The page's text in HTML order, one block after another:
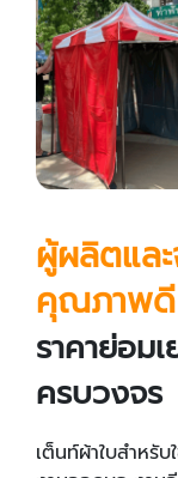
ผู้ผลิตแล
คุณภาพดี
ราคาย่อม
ครบวงจร
เต็นท์ผ้าใบสำหรั